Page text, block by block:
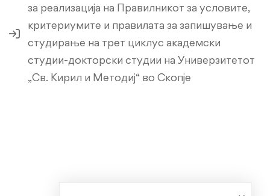
за реализација на Правилникот за условите,
критериумите и правилата за запишување и
студирање на трет циклус академски
студии-докторски студии на Универзитетот
„Св. Кирил и Методиј“ во Скопје